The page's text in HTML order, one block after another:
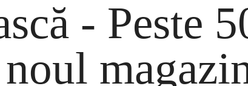
- Peste
noul